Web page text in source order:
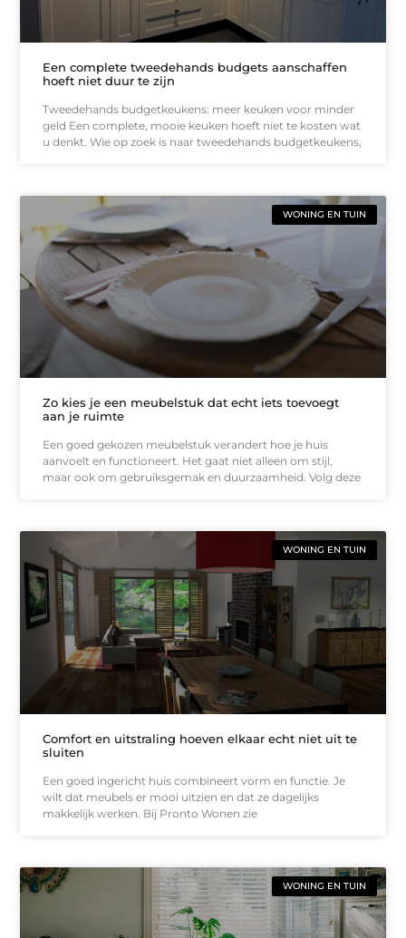
Een complete tweedehands budgets aanschaffen
hoeft niet duur te zijn
Tweedehands budgetkeukens: meer keuken voor minder
geld Een complete, mooie keuken hoeft niet te kosten wat
u denkt. Wie op zoek is naar tweedehands budgetkeukens,
WONING EN TUIN
Zo kies je een meubelstuk dat echt iets toevoegt
aan je ruimte
Een goed gekozen meubelstuk verandert hoe je huis
aanvoelt en functioneert. Het gaat niet alleen om stijl,
maar ook om gebruiksgemak en duurzaamheid. Volg deze
WONING EN TUIN
Comfort en uitstraling hoeven elkaar echt niet uit te
sluiten
Een goed ingericht huis combineert vorm en functie. Je
wilt dat meubels er mooi uitzien en dat ze dagelijks
makkelijk werken. Bij Pronto Wonen zie
WONING EN TUIN